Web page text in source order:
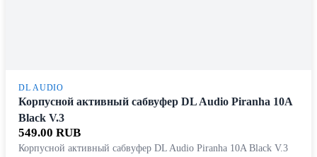
DL AUDIO
Корпусной активный сабвуфер DL Audio Piranha 10A
Black V.3
549.00 RUB
Корпусной активный сабвуфер DL Audio Piranha 10A Black V.3